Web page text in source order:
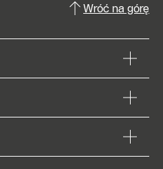
Wróć na górę